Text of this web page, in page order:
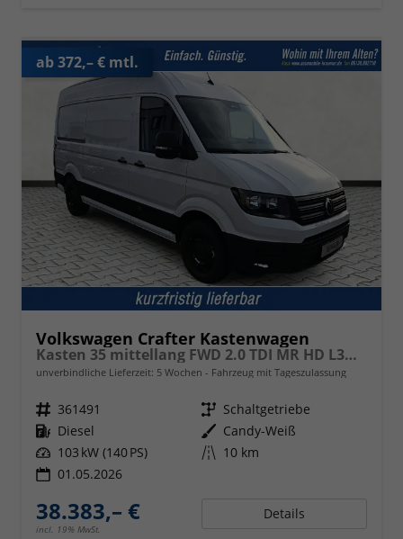
ab 372,– € mtl.
Volkswagen Crafter Kastenwagen
Kasten 35 mittellang FWD 2.0 TDI MR HD L3H3 ErgoActive
unverbindliche Lieferzeit: 5 Wochen Fahrzeug mit Tageszulassung
Fahrzeugnr. 361491 Getriebe Schaltgetriebe
Kraftstoff Diesel Außenfarbe Candy-Weiß
Leistung 103 kW (140 PS) Kilometerstand 10 km
01.05.2026
38.383,– €
incl. 19% MwSt.
Details